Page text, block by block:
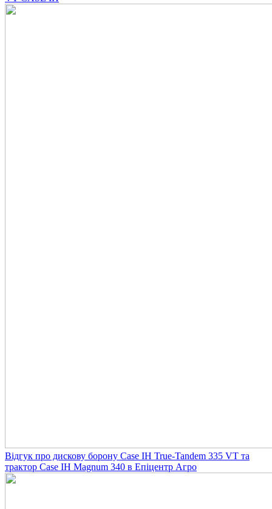
Відгук про дискову борону Case IH True-Tandem 335 VT та
трактор Case IH Magnum 340 в Епіцентр Агро